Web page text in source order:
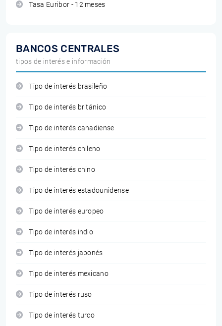
Tasa Euribor - 12 meses
BANCOS CENTRALES
tipos de interés e información
Tipo de interés brasileño
Tipo de interés británico
Tipo de interés canadiense
Tipo de interés chileno
Tipo de interés chino
Tipo de interés estadounidense
Tipo de interés europeo
Tipo de interés indio
Tipo de interés japonés
Tipo de interés mexicano
Tipo de interés ruso
Tipo de interés turco